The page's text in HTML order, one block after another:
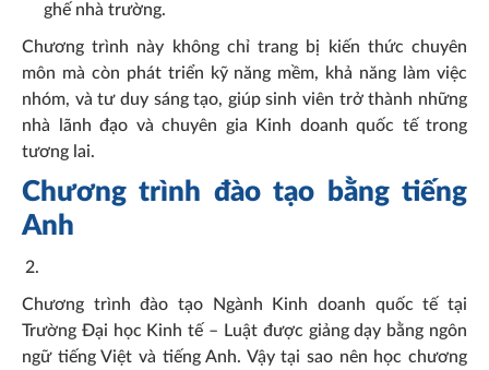
ghế nhà trường.
Chương trình này không chỉ trang bị kiến thức chuyên
môn mà còn phát triển kỹ năng mềm, khả năng làm việc
nhóm, và tư duy sáng tạo, giúp sinh viên trở thành những
nhà lãnh đạo và chuyên gia Kinh doanh quốc tế trong
tương lai.
Chương trình đào tạo bằng tiếng
Anh
Chương trình đào tạo Ngành Kinh doanh quốc tế tại
Trường Đại học Kinh tế – Luật được giảng dạy bằng ngôn
ngữ tiếng Việt và tiếng Anh. Vậy tại sao nên học chương